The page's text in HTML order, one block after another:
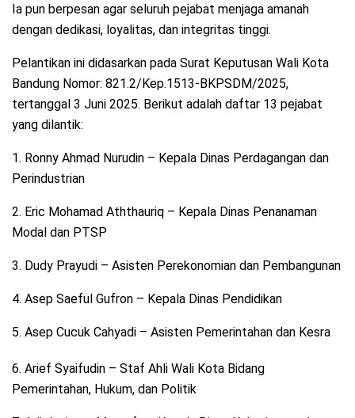
Ia pun berpesan agar seluruh pejabat menjaga amanah
dengan dedikasi, loyalitas, dan integritas tinggi.
Pelantikan ini didasarkan pada Surat Keputusan Wali Kota
Bandung Nomor: 821.2/Kep.1513-BKPSDM/2025,
tertanggal 3 Juni 2025. Berikut adalah daftar 13 pejabat
yang dilantik:
1. Ronny Ahmad Nurudin – Kepala Dinas Perdagangan dan
Perindustrian
2. Eric Mohamad Aththauriq – Kepala Dinas Penanaman
Modal dan PTSP
3. Dudy Prayudi – Asisten Perekonomian dan Pembangunan
4. Asep Saeful Gufron – Kepala Dinas Pendidikan
5. Asep Cucuk Cahyadi – Asisten Pemerintahan dan Kesra
6. Arief Syaifudin – Staf Ahli Wali Kota Bidang
Pemerintahan, Hukum, dan Politik